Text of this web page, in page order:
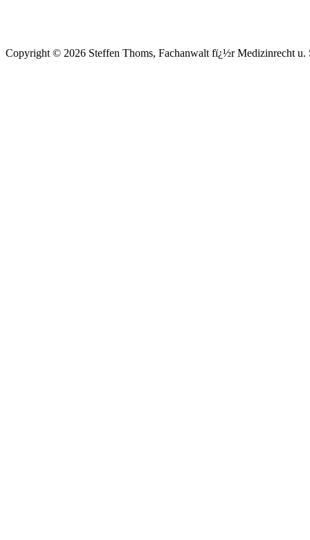
Copyright © 2026 Steffen Thoms, Fachanwalt fï¿½r Medizinrecht u.